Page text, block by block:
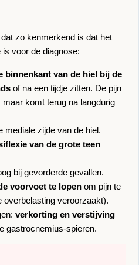
zo kenmerkend is dat het
is voor de diagnose:
binnenkant van de hiel bij de
of na een tijdje zitten. De pijn
komt terug na langdurig
mediale zijde van de hiel.
van de grote teen
bij gevorderde gevallen.
voorvoet te lopenom pijn te
overbelasting veroorzaakt).
verkorting en verstijving
gastrocnemius-spieren.